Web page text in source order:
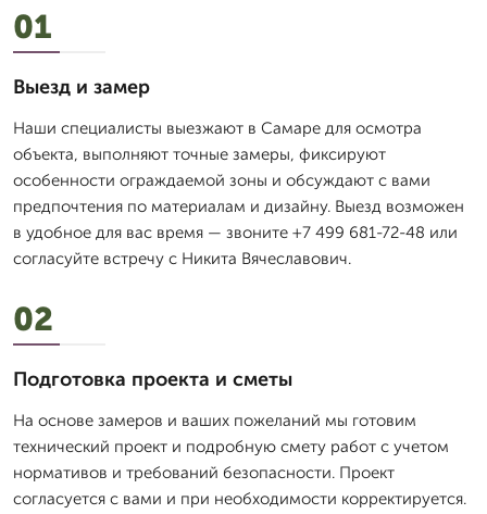
01
Выезд и замер
Наши специалисты выезжают в Самаре для осмотра
объекта, выполняют точные замеры, фиксируют
особенности ограждаемой зоны и обсуждают с вами
предпочтения по материалам и дизайну. Выезд возможен
в удобное для вас время — звоните +7 499 681-72-48 или
согласуйте встречу с Никита Вячеславович.
02
Подготовка проекта и сметы
На основе замеров и ваших пожеланий мы готовим
технический проект и подробную смету работ с учетом
нормативов и требований безопасности. Проект
согласуется с вами и при необходимости корректируется.